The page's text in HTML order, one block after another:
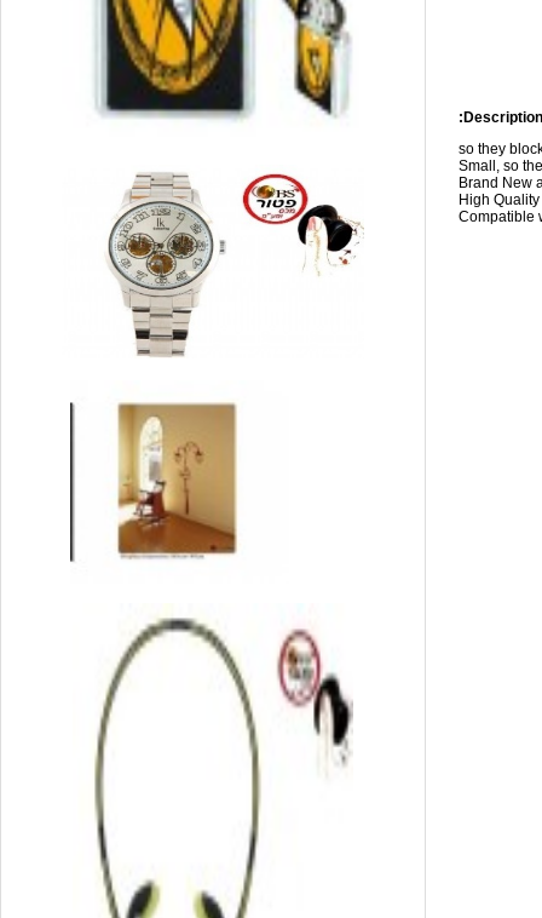
so they
Small, so
Brand New
High
Compatible